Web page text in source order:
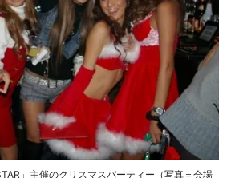
」主催のクリスマスパーティー（写真＝会場